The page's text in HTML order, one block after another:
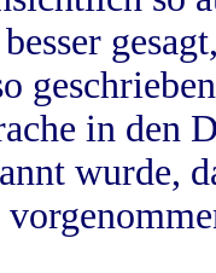
in
wurde,